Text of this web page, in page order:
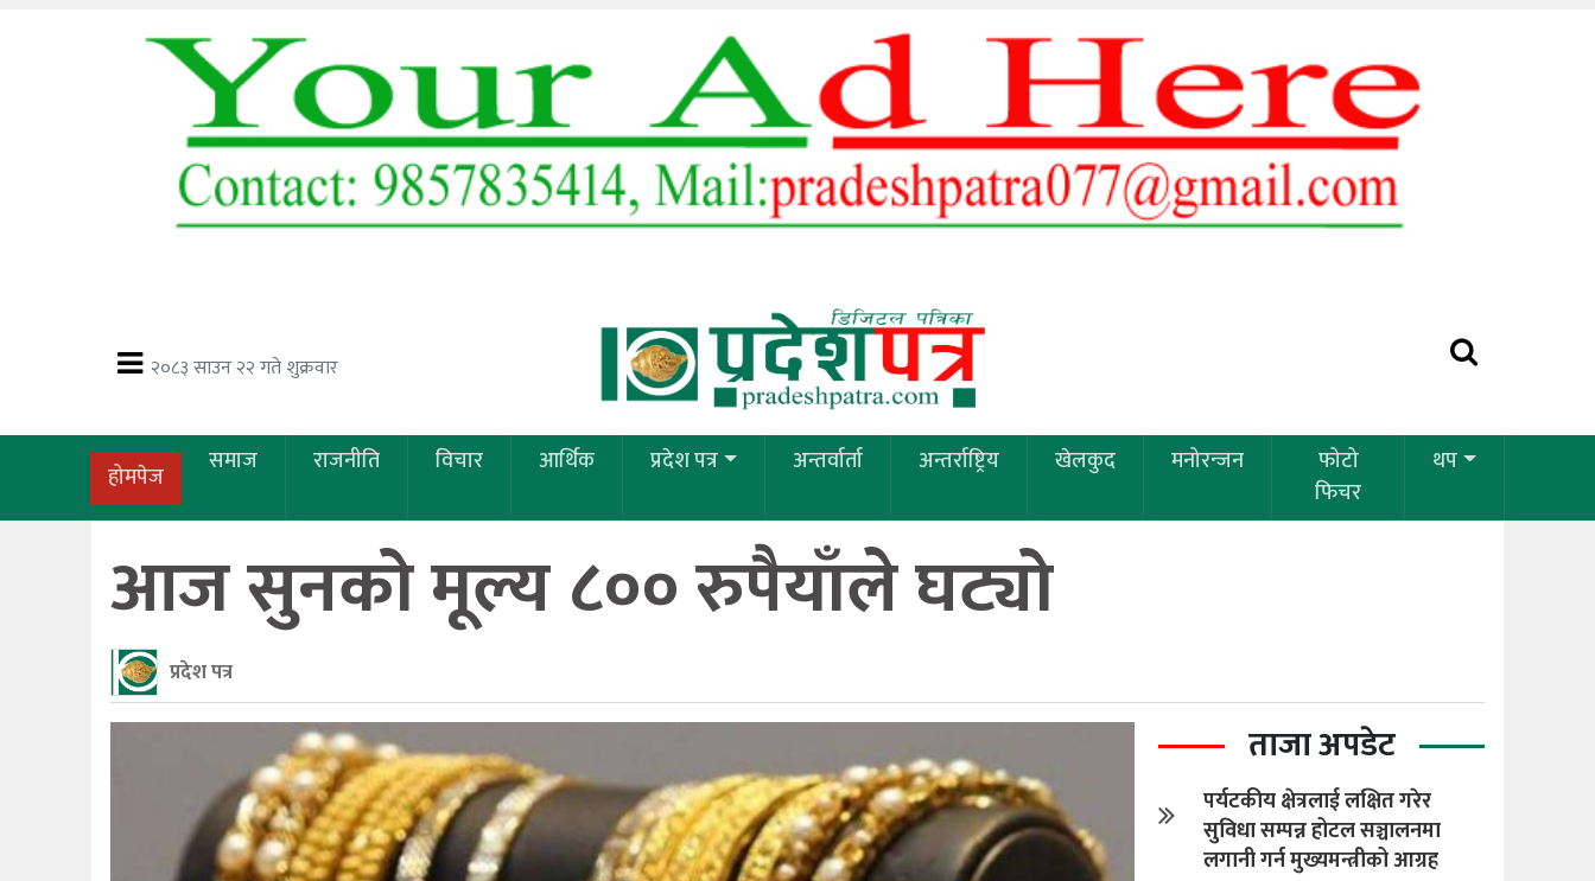
२०८३ साउन २२ गते शुक्रवार
होमपेज समाज राजनीति विचार आर्थिक प्रदेश पत्र अन्तर्वार्ता अन्तर्राष्ट्रिय खेलकुद मनोरन्जन
फोटो
फिचर
थप
आज सुनको मूल्य ८०० रुपैयाँले घट्यो
प्रदेश पत्र
ताजा अपडेट
पर्यटकीय क्षेत्रलाई लक्षित गरेर
सुविधा सम्पन्न होटल सञ्चालनमा
लगानी गर्न मुख्यमन्त्रीको आग्रह